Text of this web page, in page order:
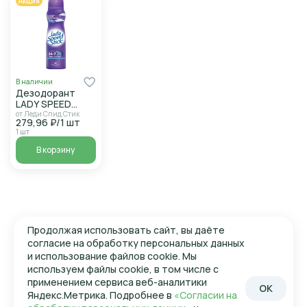
В наличии
Дезодорант
LADY SPEED
STICK Свежесть
облаков д/жен
150мл
от Леди Спид Стик
279,96 ₽/1 шт
1 шт
В корзину
Продолжая использовать сайт, вы даёте
согласие на обработку персональных данных
и использование файлов cookie. Мы
используем файлы cookie, в том числе с
применением сервиса веб-аналитики
Яндекс.Метрика. Подробнее в «Согласии на
OK